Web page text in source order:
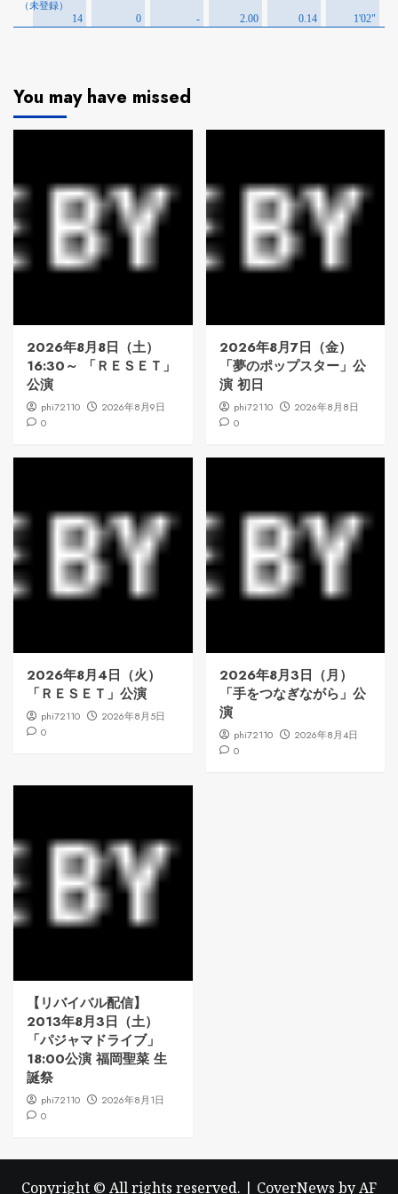
You may have missed
2026年8月8日（土）
16:30～ 「ＲＥＳＥＴ」
公演
phi72110
2026年8月9日
0
2026年8月7日（金）
「夢のポップスター」公
演 初日
phi72110
2026年8月8日
0
2026年8月4日（火）
「ＲＥＳＥＴ」公演
phi72110
2026年8月5日
0
2026年8月3日（月）
「手をつなぎながら」公
演
phi72110
2026年8月4日
0
【リバイバル配信】
2013年8月3日（土）
「パジャマドライブ」
18:00公演 福岡聖菜 生
誕祭
phi72110
2026年8月1日
0
Copyright © All rights reserved. | CoverNews by AF